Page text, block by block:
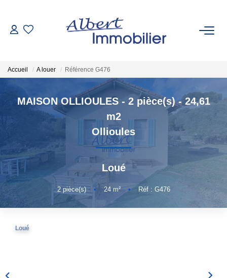
LOCATION
ESTIMATION
GESTION LOCATIVE
AGENCES
Qui Sommes-Nous
Accueil A louer Référence G476
MAISON OLLIOULES - 2 pièce(s) - 24,61
m2
Ollioules
Loué
2pièce(s) • 24m² • Réf : G476
Loué